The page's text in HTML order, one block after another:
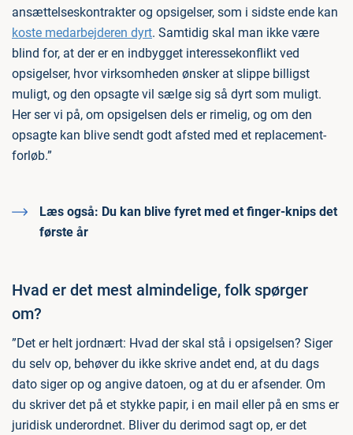
ansættelseskontrakter og opsigelser, som i sidste ende kan
koste medarbejderen dyrt. Samtidig skal man ikke være
blind for, at der er en indbygget interessekonflikt ved
opsigelser, hvor virksomheden ønsker at slippe billigst
muligt, og den opsagte vil sælge sig så dyrt som muligt.
Her ser vi på, om opsigelsen dels er rimelig, og om den
opsagte kan blive sendt godt afsted med et replacement-
forløb.”
Læs også: Du kan blive fyret med et finger-knips det
første år
Hvad er det mest almindelige, folk spørger
om?
”Det er helt jordnært: Hvad der skal stå i opsigelsen? Siger
du selv op, behøver du ikke skrive andet end, at du dags
dato siger op og angive datoen, og at du er afsender. Om
du skriver det på et stykke papir, i en mail eller på en sms er
juridisk underordnet. Bliver du derimod sagt op, er det